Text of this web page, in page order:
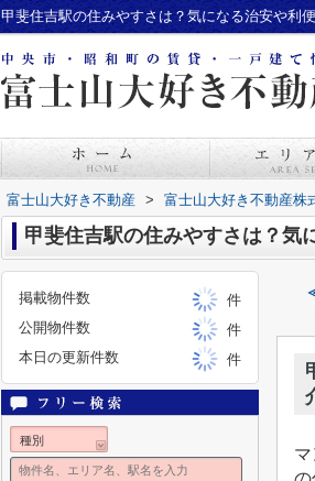
甲斐住吉駅の住みやすさは？気になる治安や利
富士山大好き不動産 > 富士山大好き不動産株
甲斐住吉駅の住みやすさは？気
掲載物件数
件
公開物件数
件
本日の更新件数
件
種別